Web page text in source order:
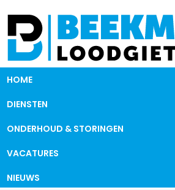
HOME
DIENSTEN
ONDERHOUD & STORINGEN
VACATURES
NIEUWS